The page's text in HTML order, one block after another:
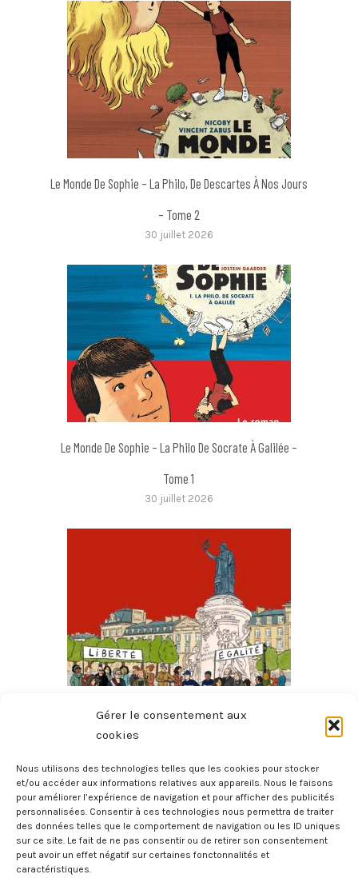
Gérer le consentement aux
cookies
Nous utilisons des technologies telles que les cookies pour stocker
et/ou accéder aux informations relatives aux appareils. Nous le faisons
pour améliorer l’expérience de navigation et pour afficher des publicités
personnalisées. Consentir à ces technologies nous permettra de traiter
des données telles que le comportement de navigation ou les ID uniques
sur ce site. Le fait de ne pas consentir ou de retirer son consentement
peut avoir un effet négatif sur certaines fonctonnalités et
caractéristiques.
Le Monde De Sophie – La Philo, De Descartes À Nos Jours
– Tome 2
30 juillet 2026
Le Monde De Sophie – La Philo De Socrate À Galilée –
Tome 1
30 juillet 2026
Toute La Philo En BD – L’État